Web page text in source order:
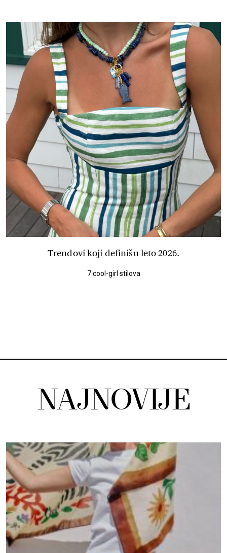
Trendovi koji definišu leto 2026.
7 cool-girl stilova
NAJNOVIJE